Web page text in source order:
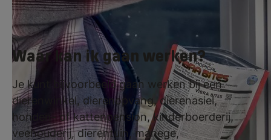
Waar kan ik gaan werken?
Je kunt bijvoorbeeld gaan werken bij een
dierenwinkel, dierenopvang, dierenasiel,
honden- of kattenpension, kinderboerderij,
veehouderij, dierentuin, manege,